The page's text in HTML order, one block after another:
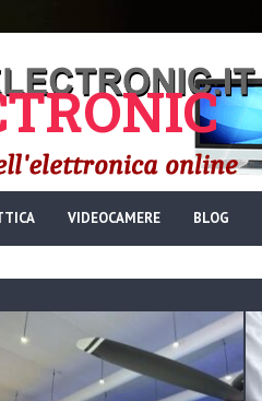
VIDEOCAMERE BLOG